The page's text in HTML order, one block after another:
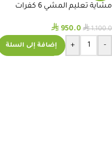
مشاية تعليم المشي 6 كفرات
⃁1,100.0
⃁ 950.0
-
+ إضافة إلى السلة